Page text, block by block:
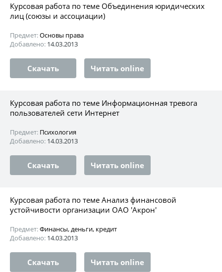
Курсовая работа по теме Объединения юридических
лиц (союзы и ассоциации)
Предмет:Основы права
Добавлено: 14.03.2013
Скачать Читать online
Курсовая работа по теме Информационная тревога
пользователей сети Интернет
Предмет: Психология
Добавлено: 14.03.2013
Скачать Читать online
Курсовая работа по теме Анализ финансовой
устойчивости организации ОАО 'Акрон'
Предмет:Финансы, деньги, кредит
Добавлено: 14.03.2013
Скачать Читать online